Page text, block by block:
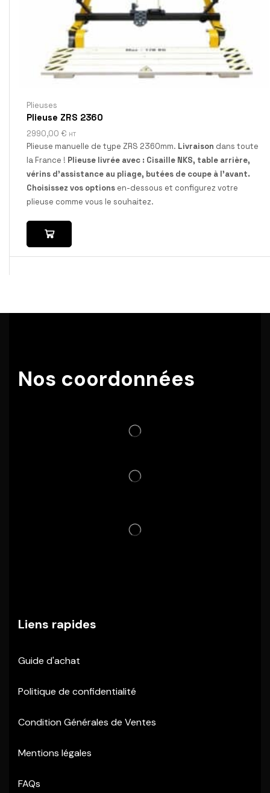
Plieuses
Plieuse ZRS 2360
2990,00 € HT
Plieuse manuelle de type ZRS 2360mm. Livraison dans toute
la France ! Plieuse livrée avec : Cisaille NKS, table arrière,
vérins d'assistance au pliage, butées de coupe à l'avant.
Choisissez vos options en-dessous et configurez votre
plieuse comme vous le souhaitez.
Nos coordonnées
Liens rapides
Guide d'achat
Politique de confidentialité
Condition Générales de Ventes
Mentions légales
FAQs